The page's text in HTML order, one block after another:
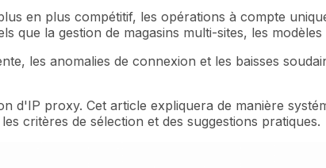
en plus compétitif, les opérations à compte
que la gestion de magasins multi-sites, les
les anomalies de connexion et les baisses
d'IP proxy. Cet article expliquera de manière
critères de sélection et des suggestions pratiques.